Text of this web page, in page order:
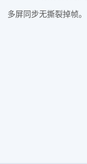
多屏同步无撕裂掉帧。